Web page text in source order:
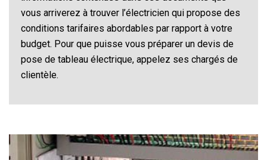
vous arriverez à trouver l’électricien qui propose des
conditions tarifaires abordables par rapport à votre
budget. Pour que puisse vous préparer un devis de
pose de tableau électrique, appelez ses chargés de
clientèle.